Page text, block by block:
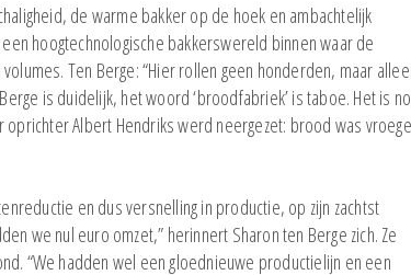
de warme bakker op de hoek en ambachtelijk
hoogtechnologische bakkerswereld binnen waar de
Ten Berge: “Hier rollen geen honderden, maar
is duidelijk, het woord ‘broodfabriek’ is taboe. Het is
Albert Hendriks werd neergezet: brood was
en dus versnelling in productie, op zijn zachtst
we nul euro omzet,” herinnert Sharon ten Berge zich. Ze
“We hadden wel een gloednieuwe productielijn en een
EFMI Nieuws
EFMI Studies